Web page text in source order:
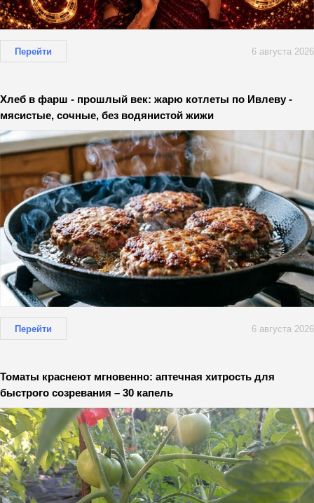
Перейти 6 августа 2026
Хлеб в фарш - прошлый век: жарю котлеты по Ивлеву -
мясистые, сочные, без водянистой жижи
Перейти 6 августа 2026
Томаты краснеют мгновенно: аптечная хитрость для
быстрого созревания – 30 капель